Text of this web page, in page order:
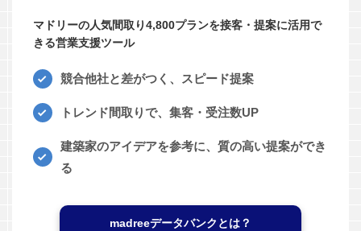
マドリーの人気間取り4,800プランを接客・提案に活用で
きる営業支援ツール
競合他社と差がつく、スピード提案
トレンド間取りで、集客・受注数UP
建築家のアイデアを参考に、質の高い提案ができ
る
madreeデータバンクとは？